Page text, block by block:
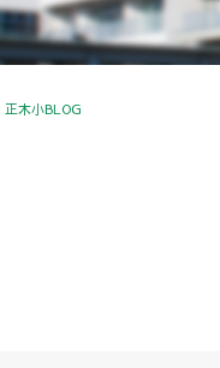
正木小BLOG